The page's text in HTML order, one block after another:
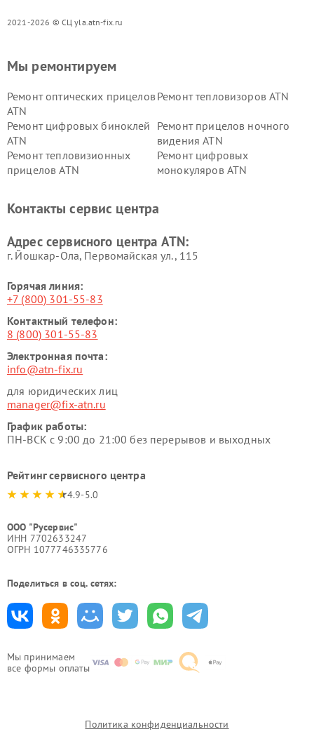
2021-2026 © СЦ yla.atn-fix.ru
Мы принимаем
все формы оплаты
Мы ремонтируем
Ремонт оптических прицелов
ATN
Ремонт тепловизоров ATN
Ремонт цифровых биноклей
ATN
Ремонт прицелов ночного
видения ATN
Ремонт тепловизионных
прицелов ATN
Ремонт цифровых
монокуляров ATN
Контакты сервис центра
Адрес сервисного центра ATN:
г. Йошкар-Ола, Первомайская ул., 115
Горячая линия:
+7 (800) 301-55-83
Контактный телефон:
8 (800) 301-55-83
Электронная почта:
info@atn-fix.ru
для юридических лиц
manager@fix-atn.ru
График работы:
ПН-ВСК с 9:00 до 21:00 без перерывов и выходных
Рейтинг сервисного центра
4.9-5.0
ООО "Русервис"
ИНН 7702633247
ОГРН 1077746335776
Поделиться в соц. сетях:
Политика конфиденциальности